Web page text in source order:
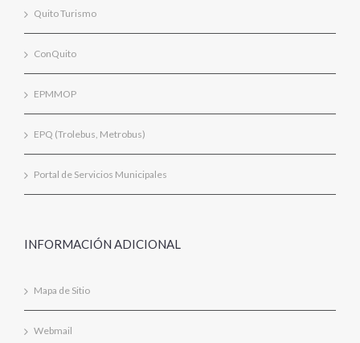
Quito Turismo
ConQuito
EPMMOP
EPQ (Trolebus, Metrobus)
Portal de Servicios Municipales
INFORMACIÓN ADICIONAL
Mapa de Sitio
Webmail